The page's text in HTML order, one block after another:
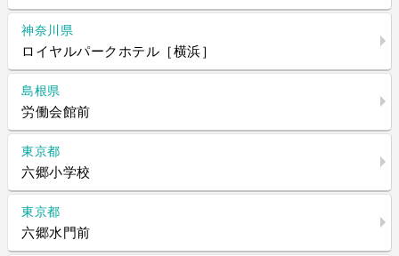
神奈川県
ロイヤルパークホテル［横浜］
島根県
労働会館前
東京都
六郷小学校
東京都
六郷水門前